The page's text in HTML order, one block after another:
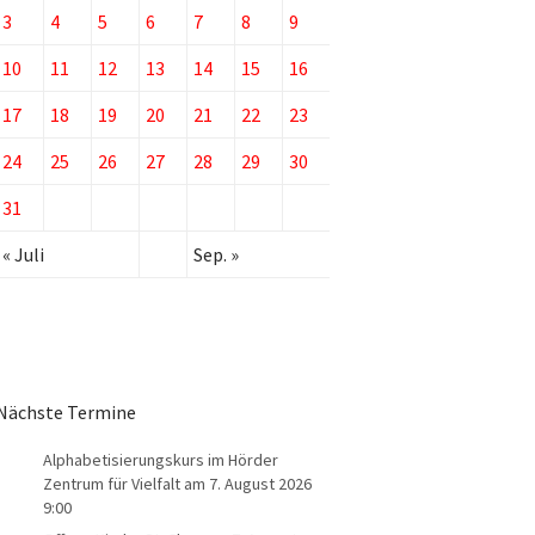
3
4 5 6 7 8
9
10
11 12 13 14 15
16
17
18 19 20 21 22
23
24
25 26 27 28 29
30
31
« Juli
Sep. »
Termine
Alphabetisierungskurs im Hörder
Zentrum für Vielfalt am 7. August 2026
9:00